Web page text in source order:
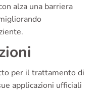
alza una barriera
per il trattamento di
applicazioni ufficiali